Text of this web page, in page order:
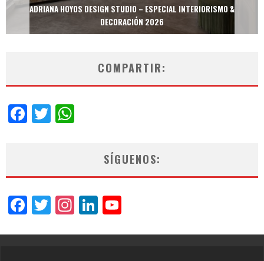
ADRIANA HOYOS DESIGN STUDIO – ESPECIAL INTERIORISMO &
DECORACIÓN 2026
COMPARTIR:
Facebook
Twitter
SÍGUENOS:
Facebook
Twitter
Instagram
LinkedIn